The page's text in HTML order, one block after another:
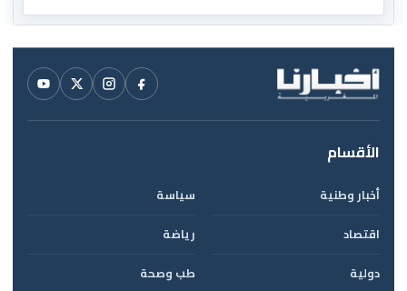
الأقسام
أخبار وطنية
سياسة
اقتصاد
رياضة
دولية
طب وصحة